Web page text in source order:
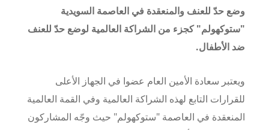
وضع حدّ للعنف والمنعقدة في العاصمة السويدية
"ستوكهولم" كجزء من الشراكة العالمية لوضع حدّ للعنف
ضد الأطفال.
ويعتبر سعادة الأمين العام عضوا في الجهاز الأعلى
للقرارات التابع لهذه الشراكة العالمية وفي القمة العالمية
المنعقدة في العاصمة "ستوكهولم" حيث وجّه المشاركون